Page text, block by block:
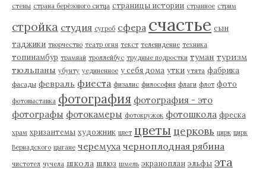
стены страна берёзового ситца страницы истории странное стрим
стройка студия сугроб сфера счастье сын
таджики творчество театр огня текст телевидение техника
топинамбур трамвай троллейбус трудные подростки туман туризм
тюльпаны убунту уединенное у себя дома утки утята фабрика
фасады февраль фиеста физалис философия флаги флот фото
фотовыставка фотография фотография - это
фотографы фотокамеры фотокружок фотошкола фреска
храм хризантемы художник цвет цветы церковь цирк цирк
Вернадского цыгане черемуха черноплодная рябина
чистотел чучела школа шлюз шмель экраноплан эльфы эта